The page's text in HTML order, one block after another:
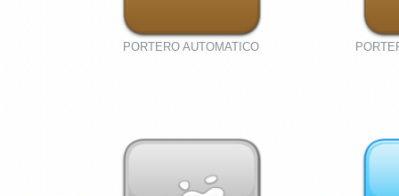
PORTERO AUTOMATICO